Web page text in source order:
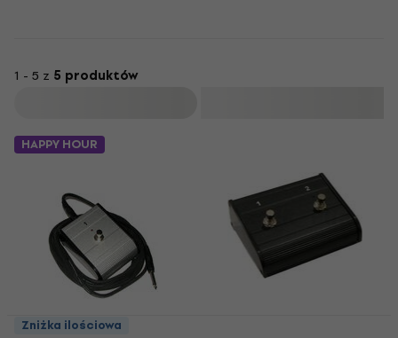
1 - 5 z 5 produktów
HAPPY HOUR
Zniżka ilościowa